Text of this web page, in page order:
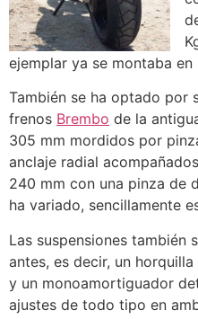
ejemplar ya se montaba en
También se ha optado por
frenos Brembo de la
305 mm mordidos por
anclaje radial
240 mm con una pinza de
ha variado, sencillamente
Las suspensiones también
antes, es decir, un
y un monoamortiguador
ajustes de todo tipo en